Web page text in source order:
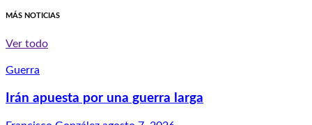
MÁS NOTICIAS
Ver todo
Guerra
Irán apuesta por una guerra larga